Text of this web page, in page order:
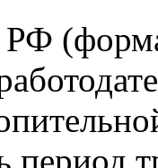
период